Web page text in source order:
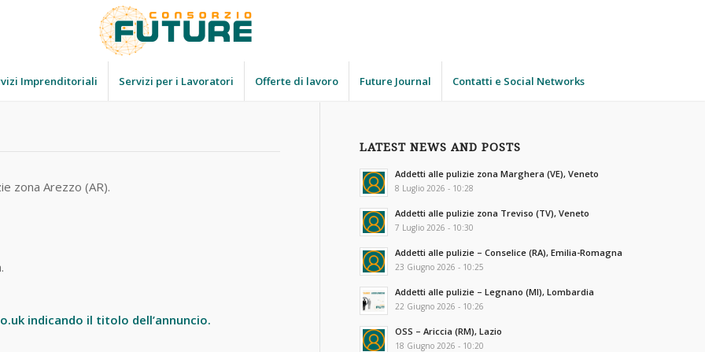
Imprenditoriali Servizi per i Lavoratori Offerte di lavoro Future Journal Contatti e Social Networks
zona Arezzo (AR).
indicando il titolo dell’annuncio.
LATEST NEWS AND POSTS
Addetti alle pulizie zona Marghera (VE), Veneto
8 Luglio 2026 - 10:28
Addetti alle pulizie zona Treviso (TV), Veneto
7 Luglio 2026 - 10:30
Addetti alle pulizie – Conselice (RA), Emilia-Romagna
23 Giugno 2026 - 10:25
Addetti alle pulizie – Legnano (MI), Lombardia
22 Giugno 2026 - 10:26
OSS – Ariccia (RM), Lazio
18 Giugno 2026 - 10:20